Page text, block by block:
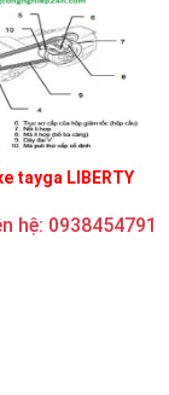
tayga LIBERTY
hệ: 0938454791